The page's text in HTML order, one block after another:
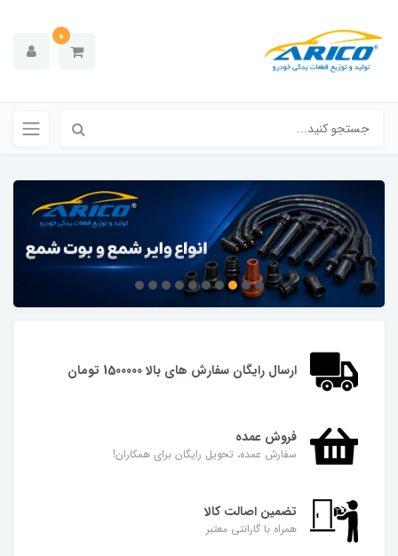
0
ارسال رایگان سفارش های بالا 1500000 تومان
فروش عمده
سفارش عمده، تحویل رایگان برای همکاران!
تضمین اصالت کالا
همراه با گارانتی معتبر